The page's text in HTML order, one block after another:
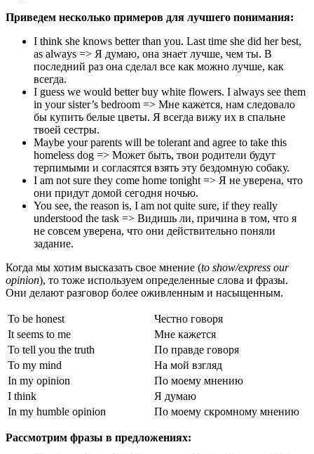
Приведем несколько примеров для лучшего понимания:
I think she knows better than you. Last time she did her best,
as always => Я думаю, она знает лучше, чем ты. В
последний раз она сделал все как можно лучше, как
всегда.
I guess we would better buy white flowers. I always see them
in your sister’s bedroom => Мне кажется, нам следовало
бы купить белые цветы. Я всегда вижу их в спальне
твоей сестры.
Maybe your parents will be tolerant and agree to take this
homeless dog => Может быть, твои родители будут
терпимыми и согласятся взять эту бездомную собаку.
I am not sure they come home tonight => Я не уверена, что
они придут домой сегодня ночью.
You see, the reason is, I am not quite sure, if they really
understood the task => Видишь ли, причина в том, что я
не совсем уверена, что они действительно поняли
задание.
Когда мы хотим высказать свое мнение (to show/еxpress our
opinion), то тоже используем определенные слова и фразы.
Они делают разговор более оживленным и насыщенным.
To be honest
Честно говоря
It seems to me
Мне кажется
To tell you the truth
По правде говоря
To my mind
На мой взгляд
In my opinion
По моему мнению
I think
Я думаю
In my humble opinion
По моему скромному мнению
Рассмотрим фразы в предложениях: